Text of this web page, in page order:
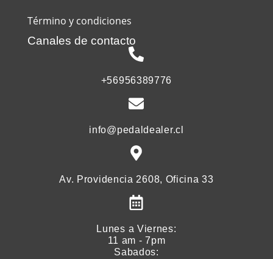
Término y condiciones
Canales de contacto
+56956389776
info@pedaldealer.cl
Av. Providencia 2608, Oficina 33
Lunes a Viernes:
11 am - 7pm
Sabados: